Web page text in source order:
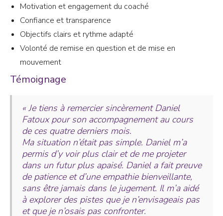
Motivation et engagement du coaché
Confiance et transparence
Objectifs clairs et rythme adapté
Volonté de remise en question et de mise en
mouvement
Témoignage
« Je tiens à remercier sincèrement Daniel
Fatoux pour son accompagnement au cours
de ces quatre derniers mois.
Ma situation n’était pas simple. Daniel m’a
permis d’y voir plus clair et de me projeter
dans un futur plus apaisé. Daniel a fait preuve
de patience et d’une empathie bienveillante,
sans être jamais dans le jugement. Il m’a aidé
à explorer des pistes que je n’envisageais pas
et que je n’osais pas confronter.